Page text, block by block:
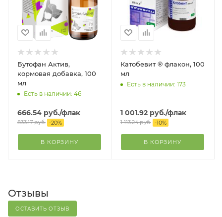
Бутофан Актив,
кормовая добавка, 100
мл
Есть в наличии: 46
666.54 руб./флак
833.17руб. -20%
В КОРЗИНУ
Катобевит ® флакон, 100
мл
Есть в наличии: 173
1 001.92 руб./флак
1 113.24руб. -10%
В КОРЗИНУ
Отзывы
ОСТАВИТЬ ОТЗЫВ